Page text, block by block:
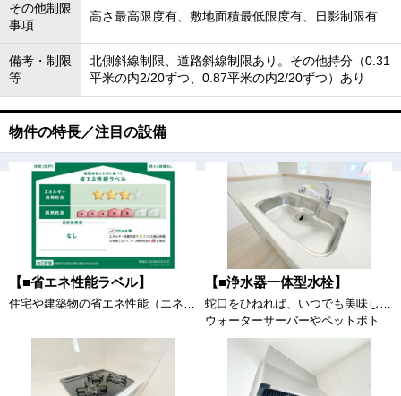
その他制限
事項
高さ最高限度有、敷地面積最低限度有、日影制限有
備考・制限
等
北側斜線制限、道路斜線制限あり。その他持分（0.31
平米の内2/20ずつ、0.87平米の内2/20ずつ）あり
物件の特長／注目の設備
【■省エネ性能ラベル】
住宅や建築物の省エネ性能（エネルギー消費性能・断熱性能）や目安光熱費などを、星の数やマークで分かりやすく表示し、消費者が性能を比較検討しやすくするためのラベルです。
【■浄水器一体型水栓】
蛇口をひねれば、いつでも美味しい水が飲めるのは大きなメリットです。
ウォーターサーバーやペットボトルをその都度入れるのは大変ですが、シンク内の蛇口から浄水出れば楽に炊事ができますね。(サンプル写真）